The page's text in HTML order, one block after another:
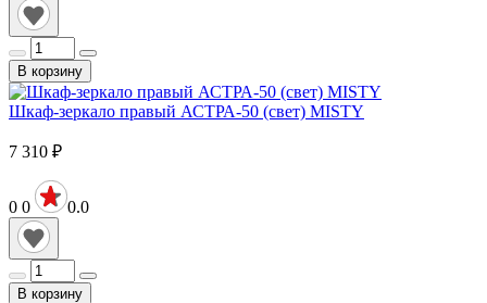
В корзину
Шкаф-зеркало правый АСТРА-50 (свет) MISTY
7 310 ₽
0 0 0.0
В корзину